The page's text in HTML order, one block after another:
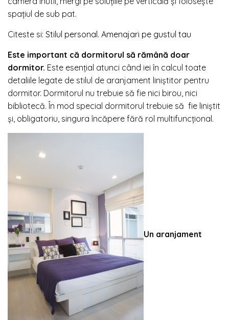
spaţiul de sub pat.
Citeste si: Stilul personal. Amenajari pe gustul tau
Este important că dormitorul să rămână doar
dormitor. Este esenţial atunci când iei în calcul toate
detaliile legate de stilul de aranjament liniştitor pentru
dormitor. Dormitorul nu trebuie să fie nici birou, nici
bibliotecă. În mod special dormitorul trebuie să fie liniștit
și, obligatoriu, singura încăpere fără rol multifuncțional.
Un aranjament